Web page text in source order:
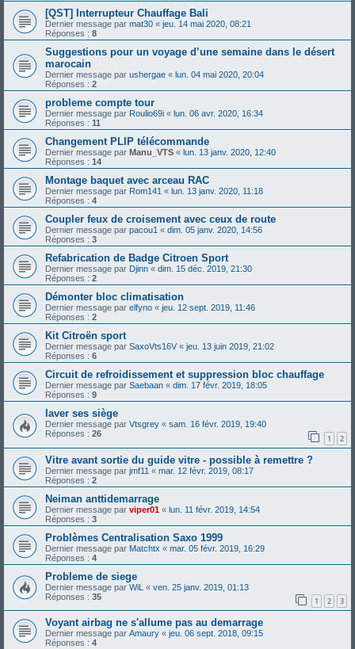
[QST] Interrupteur Chauffage Bali
Dernier message par mat30 « jeu. 14 mai 2020, 08:21
Réponses : 8
Suggestions pour un voyage d’une semaine dans le désert
marocain
Dernier message par ushergae « lun. 04 mai 2020, 20:04
Réponses : 2
probleme compte tour
Dernier message par Roulio69i « lun. 06 avr. 2020, 16:34
Réponses : 11
Changement PLIP télécommande
Dernier message par Manu_VTS « lun. 13 janv. 2020, 12:40
Réponses : 14
Montage baquet avec arceau RAC
Dernier message par Rom141 « lun. 13 janv. 2020, 11:18
Réponses : 4
Coupler feux de croisement avec ceux de route
Dernier message par pacou1 « dim. 05 janv. 2020, 14:56
Réponses : 3
Refabrication de Badge Citroen Sport
Dernier message par Djinn « dim. 15 déc. 2019, 21:30
Réponses : 2
Démonter bloc climatisation
Dernier message par elfyno « jeu. 12 sept. 2019, 11:46
Réponses : 2
Kit Citroën sport
Dernier message par SaxoVts16V « jeu. 13 juin 2019, 21:02
Réponses : 6
Circuit de refroidissement et suppression bloc chauffage
Dernier message par Saebaan « dim. 17 févr. 2019, 18:05
Réponses : 9
laver ses siège
Dernier message par Vtsgrey « sam. 16 févr. 2019, 19:40
Réponses : 26 1 2
Vitre avant sortie du guide vitre - possible à remettre ?
Dernier message par jmf11 « mar. 12 févr. 2019, 08:17
Réponses : 2
Neiman anttidemarrage
Dernier message par viper01 « lun. 11 févr. 2019, 14:54
Réponses : 3
Problèmes Centralisation Saxo 1999
Dernier message par Matchtx « mar. 05 févr. 2019, 16:29
Réponses : 4
Probleme de siege
Dernier message par WiL « ven. 25 janv. 2019, 01:13
Réponses : 35 1 2 3
Voyant airbag ne s'allume pas au demarrage
Dernier message par Amaury « jeu. 06 sept. 2018, 09:15
Réponses : 4